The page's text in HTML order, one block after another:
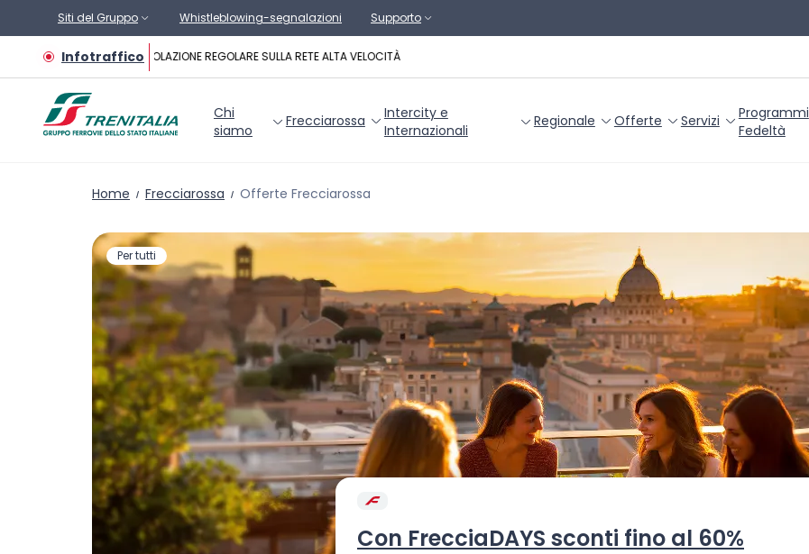
Vai al contenuto principale
Siti del Gruppo Whistleblowing-segnalazioni Supporto
InfotrafficoCIRCOLAZIONE REGOLARE SULLA RETE ALTA VELOCITÀ
Chi
siamo
Frecciarossa
Intercity e
Internazionali
Regionale Offerte Servizi
Programmi
Fedeltà
Home Frecciarossa Offerte Frecciarossa
Viaggia con le nostre offerte
Con FrecciaDAYS sconti fino al 60%
Per tutti